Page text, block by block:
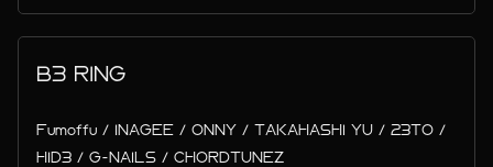
B3 RING
Fumoffu / INAGEE / ONNY / TAKAHASHI YU / 23TO /
HID3 / G-NAILS / CHORDTUNEZ